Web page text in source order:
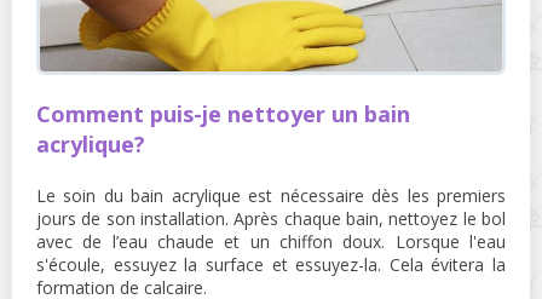
Comment puis-je nettoyer un bain
acrylique?
Le soin du bain acrylique est nécessaire dès les premiers
jours de son installation. Après chaque bain, nettoyez le bol
avec de l’eau chaude et un chiffon doux. Lorsque l'eau
s'écoule, essuyez la surface et essuyez-la. Cela évitera la
formation de calcaire.